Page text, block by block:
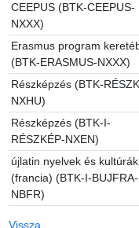
CEEPUS (BTK-CEEPUS-
NXXX)
Erasmus program
(BTK-ERASMUS-NXXX)
Részképzés (BTK-
NXHU)
Részképzés (BTK-I-
RÉSZKÉP-NXEN)
újlatin nyelvek és kultúrák
(francia) (BTK-I-BUJFRA-
NBFR)
Vissza